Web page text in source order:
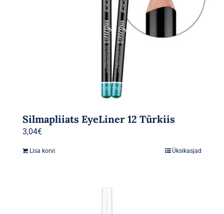
Silmapliiats EyeLiner 12 Türkiis
3,04€
Lisa korvi Üksikasjad